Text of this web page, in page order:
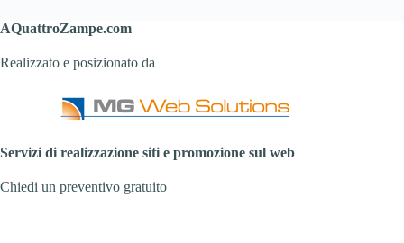
AQuattroZampe.com
Realizzato e posizionato da
Servizi di realizzazione siti e promozione sul web
Chiedi un preventivo gratuito